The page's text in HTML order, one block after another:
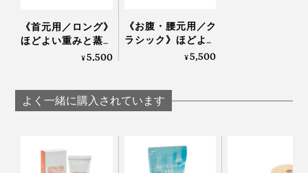
ちなみに私は、何度か使っているうちに「発酵したての
焼く前のパン」みたいな香りに安心感を抱くようになり
《首元用／ロング》
ほどよい重みと蒸気
で、じんわり気持ち
が見つけた伝統的ヒ
ーリング「チェリー
¥5,500
《お腹・腰元用／ク
ラシック》ほどよい
重みと蒸気で、じん
造の労働者が見つけ
た伝統的ヒーリング
イナチュラ
¥5,500
よく一緒に購入されています